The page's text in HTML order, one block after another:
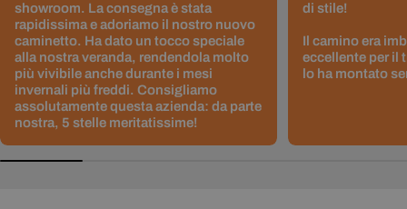
showroom. La consegna è stata
rapidissima e adoriamo il nostro nuovo
caminetto. Ha dato un tocco speciale
alla nostra veranda, rendendola molto
più vivibile anche durante i mesi
invernali più freddi. Consigliamo
assolutamente questa azienda: da parte
nostra, 5 stelle meritatissime!
di stile!
Il camino era
eccellente per il
lo ha montato